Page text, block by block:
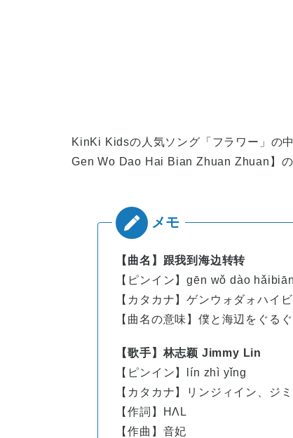
KinKi Kidsの人気ソング「フラワー」の
Gen Wo Dao Hai Bian Zhuan Zhuan】
【曲名】跟我到海边转转
【ピンイン】gēn wǒ dào hǎi biān
【カタカナ】ゲンウォダォハイ
【曲名の意味】僕と海辺をぐる
【歌手】林志颖 Jimmy Lin
【ピンイン】
lín zhì yǐng
【カタカナ】リンジィイン、ジ
【作詞】HΛL
【作曲】音妃